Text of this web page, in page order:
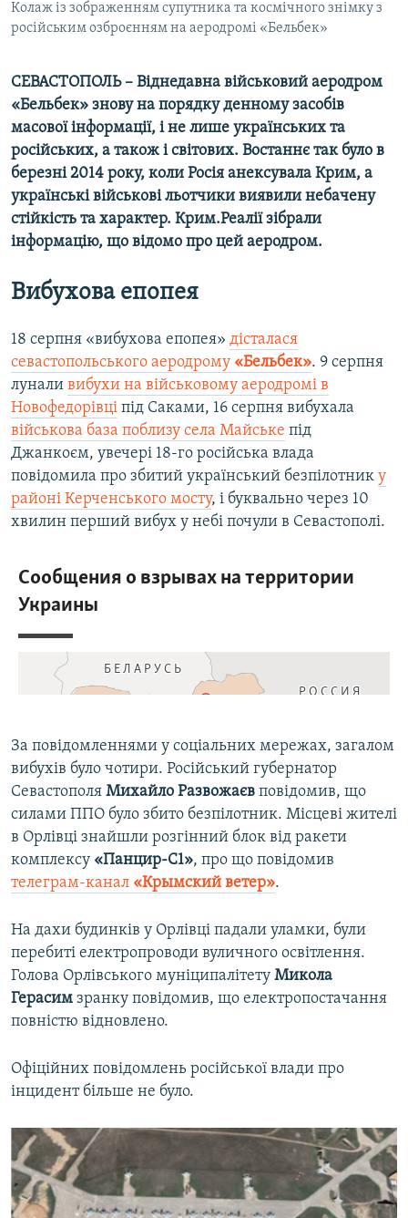
Колаж із зображенням супутника та космічного знімку з
російським озброєнням на аеродромі «Бельбек»
СЕВАСТОПОЛЬ – Віднедавна військовий аеродром
«Бельбек» знову на порядку денному засобів
масової інформації, і не лише українських та
російських, а також і світових. Востаннє так було в
березні 2014 року, коли Росія анексувала Крим, а
українські військові льотчики виявили небачену
стійкість та характер. Крим.Реалії зібрали
інформацію, що відомо про цей аеродром.
Вибухова епопея
18 серпня «вибухова епопея» дісталася
севастопольського аеродрому «Бельбек». 9 серпня
лунали вибухи на військовому аеродромі в
Новофедорівці під Саками, 16 серпня вибухала
військова база поблизу села Майське під
Джанкоєм, увечері 18-го російська влада
повідомила про збитий український безпілотник у
районі Керченського мосту, і буквально через 10
хвилин перший вибух у небі почули в Севастополі.
За повідомленнями у соціальних мережах, загалом
вибухів було чотири. Російський губернатор
Севастополя Михайло Развожаєв повідомив, що
силами ППО було збито безпілотник. Місцеві жителі
в Орлівці знайшли розгінний блок від ракети
комплексу «Панцир-С1», про що повідомив
телеграм-канал «Крымский ветер».
На дахи будинків у Орлівці падали уламки, були
перебиті електропроводи вуличного освітлення.
Голова Орлівського муніципалітету Микола
Герасим зранку повідомив, що електропостачання
повністю відновлено.
Офіційних повідомлень російської влади про
інцидент більше не було.